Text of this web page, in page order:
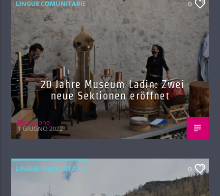
LINGUE COMUNITARIE 0
20 Jahre Museum Ladin: Zwei
neue Sektionen eröffnet
Red.azione
1 GIUGNO 2022
LINGUE COMUNITARIE 0